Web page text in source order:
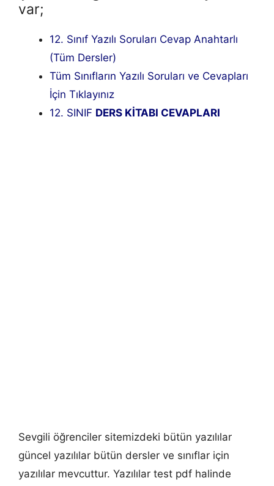
var;
12. Sınıf Yazılı Soruları Cevap Anahtarlı
(Tüm Dersler)
Tüm Sınıfların Yazılı Soruları ve Cevapları
İçin Tıklayınız
12. SINIF DERS KİTABI CEVAPLARI
Sevgili öğrenciler sitemizdeki bütün yazılılar
güncel yazılılar bütün dersler ve sınıflar için
yazılılar mevcuttur. Yazılılar test pdf halinde